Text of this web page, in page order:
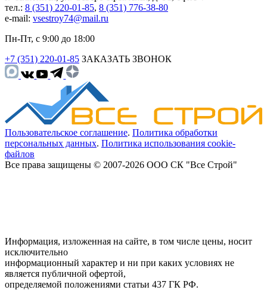
тел.: 8 (351) 220-01-85, 8 (351) 776-38-80
e-mail: vsestroy74@mail.ru
Пн-Пт, с 9:00 до 18:00
+7 (351) 220-01-85 ЗАКАЗАТЬ ЗВОНОК
Пользовательское соглашение. Политика обработки
персональных данных. Политика использования cookie-
файлов
Все права защищены © 2007-2026 ООО СК "Все Строй"
Информация, изложенная на сайте, в том числе цены, носит
исключительно
информационный характер и ни при каких условиях не
является публичной офертой,
определяемой положениями статьи 437 ГК РФ.